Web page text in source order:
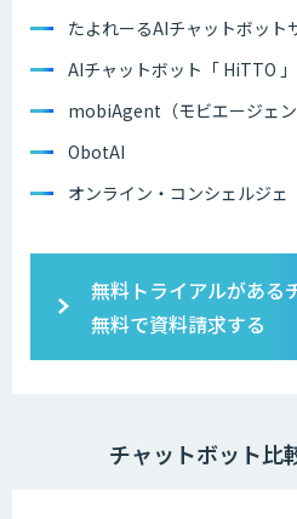
たよれーるAIチャットボット
AIチャットボット「 HiTTO 」
mobiAgent（モビエージェン
ObotAI
オンライン・コンシェルジェ
無料トライアルがある
無料で資料請求する
チャットボット比